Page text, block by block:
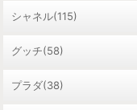
シャネル(115)
グッチ(58)
プラダ(38)